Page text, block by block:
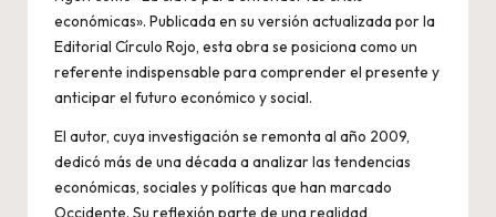
económicas». Publicada en su versión actualizada por la
Editorial Círculo Rojo, esta obra se posiciona como un
referente indispensable para comprender el presente y
anticipar el futuro económico y social.
El autor, cuya investigación se remonta al año 2009,
dedicó más de una década a analizar las tendencias
económicas, sociales y políticas que han marcado
Occidente. Su reflexión parte de una realidad